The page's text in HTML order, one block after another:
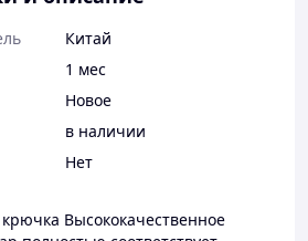
Китай
1 мес
Новое
в наличии
Нет
Высококачественное